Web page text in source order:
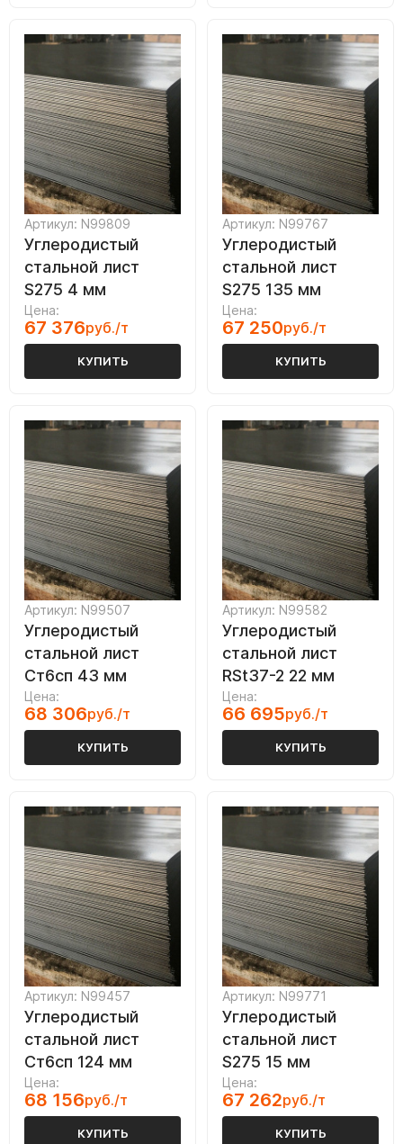
Артикул: N99809
Углеродистый
стальной лист
S275 4 мм
Цена:
67 376руб./т
КУПИТЬ
Артикул: N99767
Углеродистый
стальной лист
S275 135 мм
Цена:
67 250руб./т
КУПИТЬ
Артикул: N99507
Углеродистый
стальной лист
Ст6сп 43 мм
Цена:
68 306руб./т
КУПИТЬ
Артикул: N99582
Углеродистый
стальной лист
RSt37-2 22 мм
Цена:
66 695руб./т
КУПИТЬ
Артикул: N99457
Углеродистый
стальной лист
Ст6сп 124 мм
Цена:
68 156руб./т
КУПИТЬ
Артикул: N99771
Углеродистый
стальной лист
S275 15 мм
Цена:
67 262руб./т
КУПИТЬ